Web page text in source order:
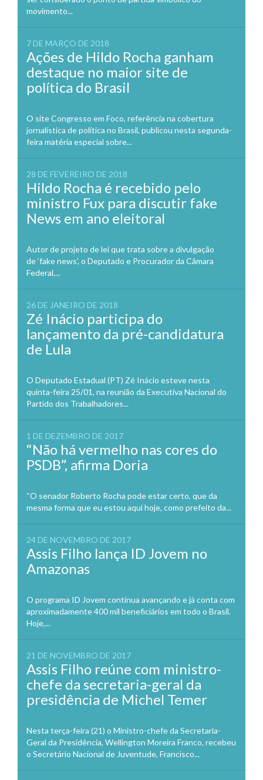
movimento...
7 DE MARÇO DE 2018
Ações de Hildo Rocha ganham
destaque no maior site de
política do Brasil
O site Congresso em Foco, referência na cobertura
jornalística de política no Brasil, publicou nesta segunda-
feira matéria especial sobre...
28 DE FEVEREIRO DE 2018
Hildo Rocha é recebido pelo
ministro Fux para discutir fake
News em ano eleitoral
Autor de projeto de lei que trata sobre a divulgação
de ‘fake news’, o Deputado e Procurador da Câmara
Federal,...
26 DE JANEIRO DE 2018
Zé Inácio participa do
lançamento da pré-candidatura
de Lula
O Deputado Estadual (PT) Zé Inácio esteve nesta
quinta-feira 25/01, na reunião da Executiva Nacional do
Partido dos Trabalhadores...
1 DE DEZEMBRO DE 2017
“Não há vermelho nas cores do
PSDB”, afirma Doria
“O senador Roberto Rocha pode estar certo, que da
mesma forma que eu estou aqui hoje, como prefeito da...
24 DE NOVEMBRO DE 2017
Assis Filho lança ID Jovem no
Amazonas
O programa ID Jovem continua avançando e já conta com
aproximadamente 400 mil beneficiários em todo o Brasil.
Hoje,...
21 DE NOVEMBRO DE 2017
Assis Filho reúne com ministro-
chefe da secretaria-geral da
presidência de Michel Temer
Nesta terça-feira (21) o Ministro-chefe da Secretaria-
Geral da Presidência, Wellington Moreira Franco, recebeu
o Secretário Nacional de Juventude, Francisco...